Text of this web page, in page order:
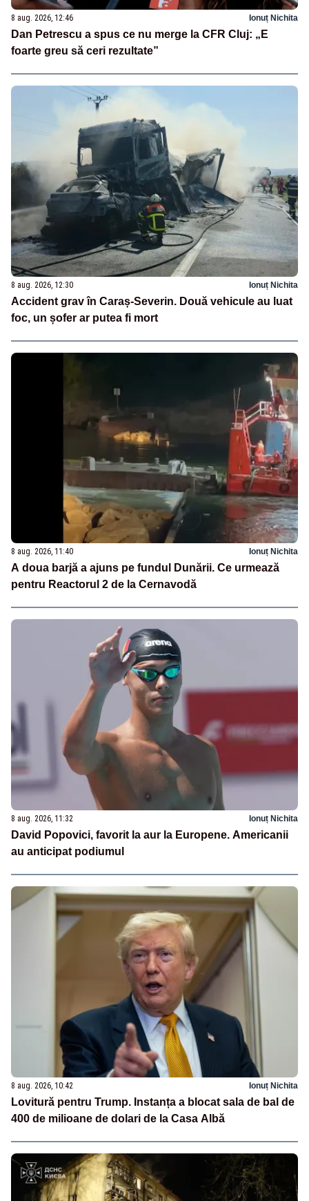
8 aug. 2026, 12:46 Ionuț Nichita
Dan Petrescu a spus ce nu merge la CFR Cluj: „E
foarte greu să ceri rezultate”
8 aug. 2026, 12:30 Ionuț Nichita
Accident grav în Caraș-Severin. Două vehicule au luat
foc, un șofer ar putea fi mort
8 aug. 2026, 11:40 Ionuț Nichita
A doua barjă a ajuns pe fundul Dunării. Ce urmează
pentru Reactorul 2 de la Cernavodă
8 aug. 2026, 11:32 Ionuț Nichita
David Popovici, favorit la aur la Europene. Americanii
au anticipat podiumul
8 aug. 2026, 10:42 Ionuț Nichita
Lovitură pentru Trump. Instanța a blocat sala de bal de
400 de milioane de dolari de la Casa Albă